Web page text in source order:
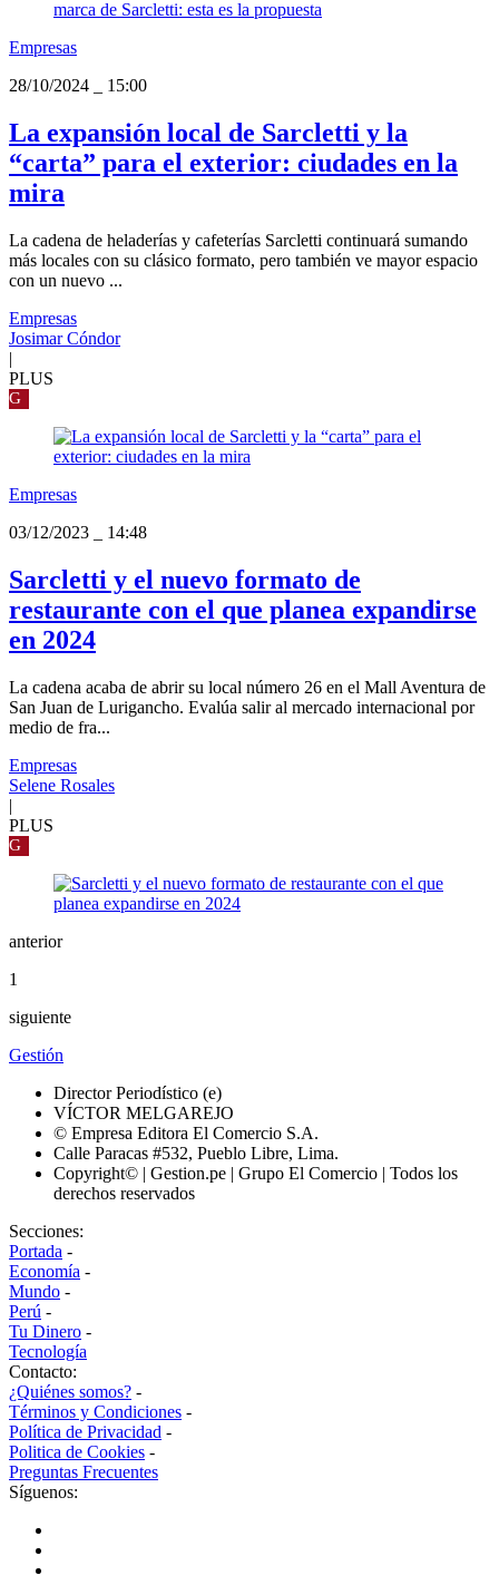
Empresas
28/10/2024
15:00
La expansión local de Sarcletti y la
“carta” para el exterior: ciudades en la
mira
La cadena de heladerías y cafeterías Sarcletti continuará sumando
más locales con su clásico formato, pero también ve mayor espacio
con un nuevo ...
Empresas
Josimar Cóndor
|
PLUS
G
Empresas
03/12/2023
14:48
Sarcletti y el nuevo formato de
restaurante con el que planea expandirse
en 2024
La cadena acaba de abrir su local número 26 en el Mall Aventura de
San Juan de Lurigancho. Evalúa salir al mercado internacional por
medio de fra...
Empresas
Selene Rosales
|
PLUS
G
anterior
1
siguiente
Gestión
Director Periodístico (e)
VÍCTOR MELGAREJO
© Empresa Editora El Comercio S.A.
Calle Paracas #532, Pueblo Libre, Lima.
Copyright© | Gestion.pe | Grupo El Comercio | Todos los
derechos reservados
Secciones:
Portada -
Economía -
Mundo -
Perú -
Tu Dinero -
Tecnología
Contacto:
¿Quiénes somos? -
Términos y Condiciones -
Política de Privacidad -
Politica de Cookies -
Preguntas Frecuentes
Síguenos: